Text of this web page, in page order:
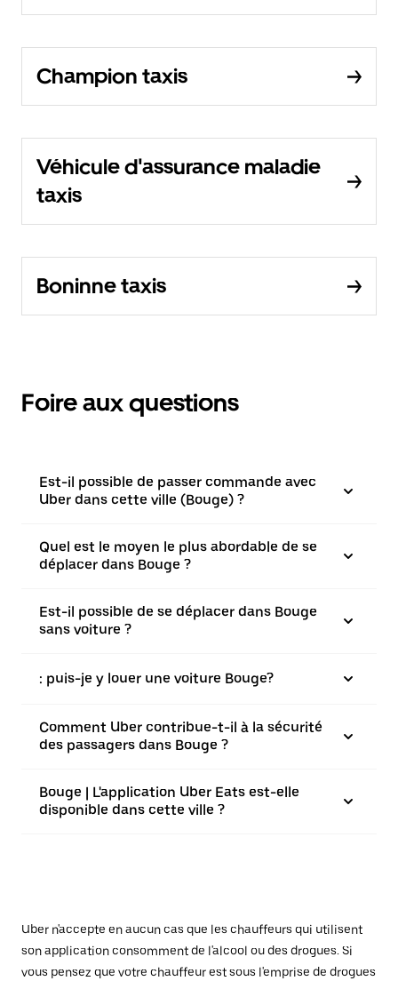
Champion taxis
Véhicule d'assurance maladie
taxis
Boninne taxis
Foire aux questions
Est-il possible de passer commande avec
Uber dans cette ville (Bouge) ?
Quel est le moyen le plus abordable de se
déplacer dans Bouge ?
Est-il possible de se déplacer dans Bouge
sans voiture ?
: puis-je y louer une voiture Bouge?
Comment Uber contribue-t-il à la sécurité
des passagers dans Bouge ?
Bouge | L'application Uber Eats est-elle
disponible dans cette ville ?
Uber n'accepte en aucun cas que les chauffeurs qui utilisent
son application consomment de l'alcool ou des drogues. Si
vous pensez que votre chauffeur est sous l'emprise de drogues